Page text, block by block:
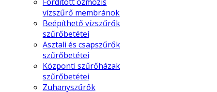
vízszűrő membránok
Beépíthető vízszűrők
szűrőbetétei
Asztali és csapszűrők
szűrőbetétei
Központi szűrőházak
szűrőbetétei
Zuhanyszűrők